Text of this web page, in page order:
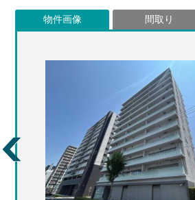
物件画像 間取り